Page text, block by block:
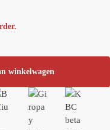
winkelwagen